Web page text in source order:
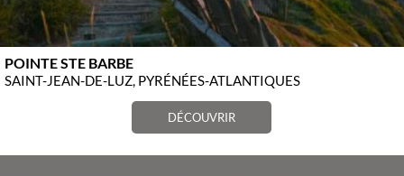
POINTE STE BARBE
SAINT-JEAN-DE-LUZ, PYRÉNÉES-ATLANTIQUES
DÉCOUVRIR